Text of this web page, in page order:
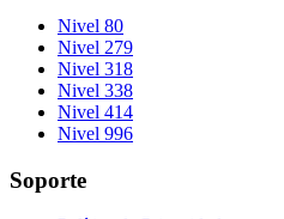
Nivel 80
Nivel 279
Nivel 318
Nivel 338
Nivel 414
Nivel 996
Soporte